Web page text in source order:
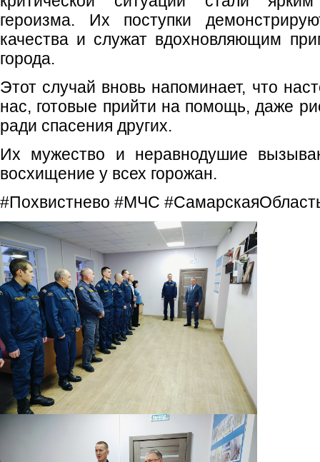
героизма. Их поступки
качества и служат вдохновляющим
города.
Этот случай вновь напоминает, что
нас, готовые прийти на помощь, даже
ради спасения других.
Их мужество и неравнодушие
восхищение у всех горожан.
#Похвистнево #МЧС